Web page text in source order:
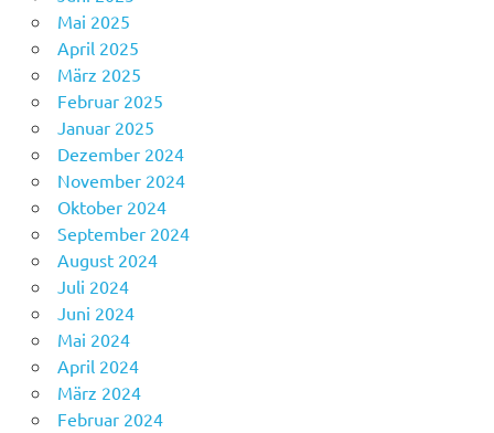
Mai 2025
April 2025
März 2025
Februar 2025
Januar 2025
Dezember 2024
November 2024
Oktober 2024
September 2024
August 2024
Juli 2024
Juni 2024
Mai 2024
April 2024
März 2024
Februar 2024